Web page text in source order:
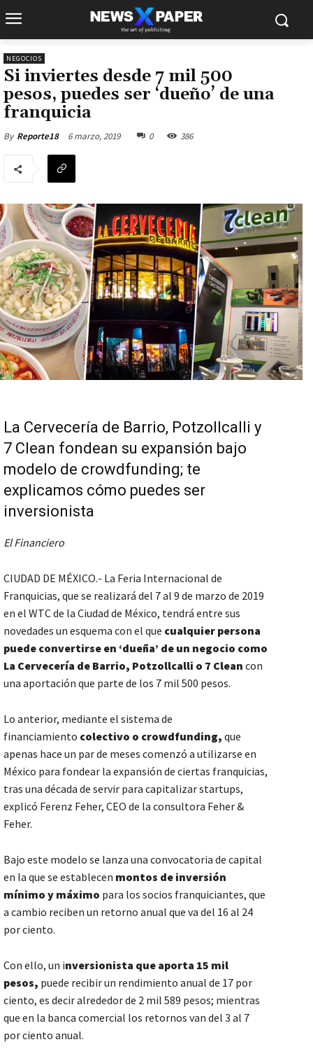
NEGOCIOS
Si inviertes desde 7 mil 500
pesos, puedes ser ‘dueño’ de una
franquicia
By Reporte18 6 marzo, 2019 0 386
La Cervecería de Barrio, Potzollcalli y
7 Clean fondean su expansión bajo
modelo de crowdfunding; te
explicamos cómo puedes ser
inversionista
El Financiero
CIUDAD DE MÉXICO.- La Feria Internacional de
Franquicias, que se realizará del 7 al 9 de marzo de 2019
en el WTC de la Ciudad de México, tendrá entre sus
novedades un esquema con el que cualquier persona
puede convertirse en ‘dueña’ de un negocio como
La Cervecería de Barrio, Potzollcalli o 7 Clean con
una aportación que parte de los 7 mil 500 pesos.
Lo anterior, mediante el sistema de
financiamiento colectivo o crowdfunding, que
apenas hace un par de meses comenzó a utilizarse en
México para fondear la expansión de ciertas franquicias,
tras una década de servir para capitalizar startups,
explicó Ferenz Feher, CEO de la consultora Feher &
Feher.
Bajo este modelo se lanza una convocatoria de capital
en la que se establecen montos de inversión
mínimo y máximo para los socios franquiciantes, que
a cambio reciben un retorno anual que va del 16 al 24
por ciento.
Con ello, un inversionista que aporta 15 mil
pesos, puede recibir un rendimiento anual de 17 por
ciento, es decir alrededor de 2 mil 589 pesos; mientras
que en la banca comercial los retornos van del 3 al 7
por ciento anual.